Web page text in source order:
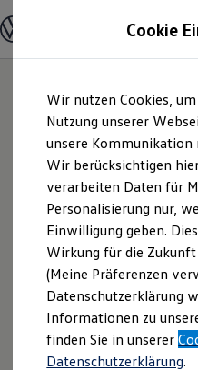
Hauptinhalt
springen
Footer
springen
Modelle und Konfigurator
Konfigurator
Modelle vergleichen
Elektroautos
ENERGY
Nutzfahrzeuge
SUV und CUV
Familienautos
Kombis
Kompaktwagen
Sportwagen
Schnell verfügbare
Angebote und Produkte
Aktuelle Angebote
E-Auto-Förderung
Volkswagen
Die ENERGY
Junge
Volkswagen
GmbH |
&
Hier finden Sie
(Autowelt
verantwortlichen
Cookie
Wir nutzen Cookies,
Nutzung unserer
unsere Kommunikation
Wir berücksichtigen
verarbeiten Daten für
Personalisierung nur,
Einwilligung geben.
Wirkung für die
(Meine Präferenzen
Datenschutzerklärung
Informationen zu
finden Sie in unserer
Datenschutzerklärung.